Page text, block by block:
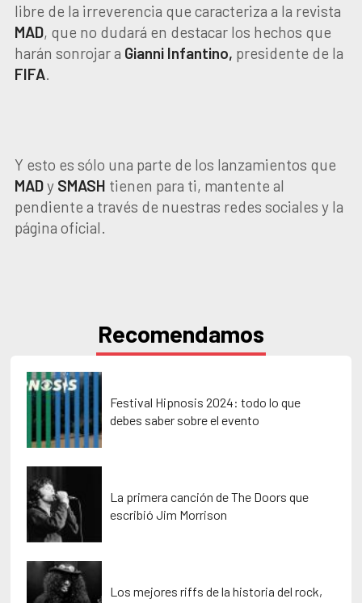
libre de la irreverencia que caracteriza a la revista
MAD, que no dudará en destacar los hechos que
harán sonrojar a Gianni Infantino, presidente de la
FIFA.
Y esto es sólo una parte de los lanzamientos que
MADy SMASH tienen para ti, mantente al
pendiente a través de nuestras redes sociales y la
página oficial.
Recomendamos
Festival Hipnosis 2024: todo lo que
debes saber sobre el evento
La primera canción de The Doors que
escribió Jim Morrison
Los mejores riffs de la historia del rock,